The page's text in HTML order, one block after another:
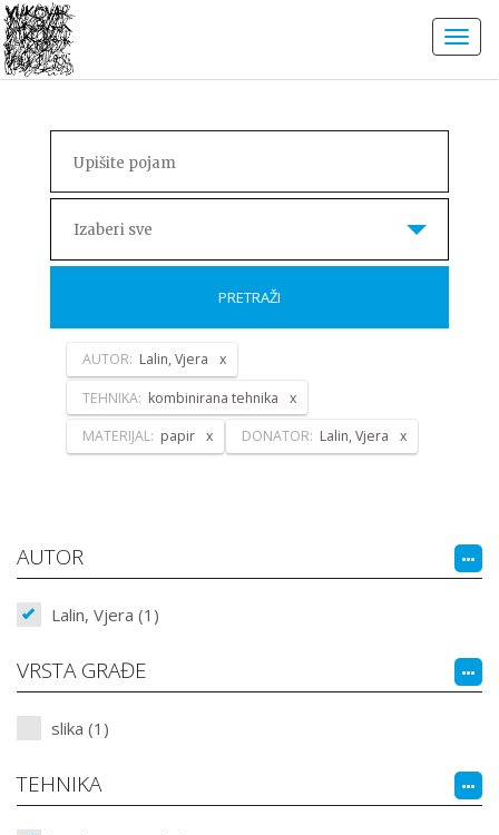
Izaberi sve
PRETRAŽI
AUTOR: Lalin, Vjera
TEHNIKA: kombinirana tehnika
MATERIJAL: papir DONATOR: Lalin, Vjera
AUTOR
Lalin, Vjera (1)
VRSTA GRAĐE
slika (1)
TEHNIKA